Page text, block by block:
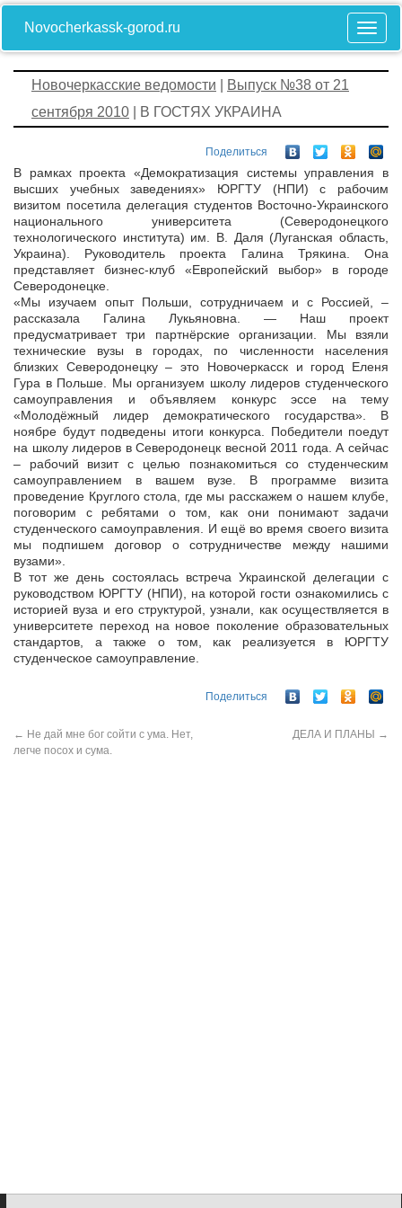
Novocherkassk-gorod.ru
Новочеркасские ведомости
Выпуск №38 от 21
сентября 2010 | В ГОСТЯХ УКРАИНА
Поделиться
В рамках проекта «Демократизация системы управления в
высших учебных заведениях» ЮРГТУ (НПИ) с рабочим
визитом посетила делегация студентов Восточно-Украинского
национального университета (Северодонецкого
технологического института) им. В. Даля (Луганская область,
Украина). Руководитель проекта Галина Трякина. Она
представляет бизнес-клуб «Европейский выбор» в городе
Северодонецке.
«Мы изучаем опыт Польши, сотрудничаем и с Россией, –
рассказала Галина Лукьяновна. — Наш проект
предусматривает три партнёрские организации. Мы взяли
технические вузы в городах, по численности населения
близких Северодонецку – это Новочеркасск и город Еленя
Гура в Польше. Мы организуем школу лидеров студенческого
самоуправления и объявляем конкурс эссе на тему
«Молодёжный лидер демократического государства». В
ноябре будут подведены итоги конкурса. Победители поедут
на школу лидеров в Северодонецк весной 2011 года. А сейчас
– рабочий визит с целью познакомиться со студенческим
самоуправлением в вашем вузе. В программе визита
проведение Круглого стола, где мы расскажем о нашем клубе,
поговорим с ребятами о том, как они понимают задачи
студенческого самоуправления. И ещё во время своего визита
мы подпишем договор о сотрудничестве между нашими
вузами».
В тот же день состоялась встреча Украинской делегации с
руководством ЮРГТУ (НПИ), на которой гости ознакомились с
историей вуза и его структурой, узнали, как осуществляется в
университете переход на новое поколение образовательных
стандартов, а также о том, как реализуется в ЮРГТУ
студенческое самоуправление.
Поделиться
← Не дай мне бог сойти с ума. Нет,
легче посох и сума.
ДЕЛА И ПЛАНЫ →